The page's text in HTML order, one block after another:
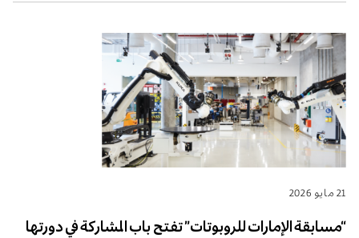
21 مايو 2026
“مسابقة الإمارات للروبوتات” تفتح باب المشاركة في دورتها